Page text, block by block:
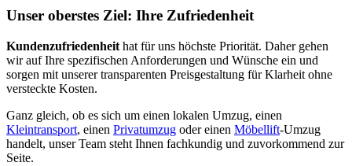
Unser oberstes Ziel: Ihre Zufriedenheit
Kundenzufriedenheit hat für uns höchste Priorität. Daher gehen
wir auf Ihre spezifischen Anforderungen und Wünsche ein und
sorgen mit unserer transparenten Preisgestaltung für Klarheit ohne
versteckte Kosten.
Ganz gleich, ob es sich um einen lokalen Umzug, einen
Kleintransport, einen Privatumzug oder einen Möbellift-Umzug
handelt, unser Team steht Ihnen fachkundig und zuvorkommend zur
Seite.